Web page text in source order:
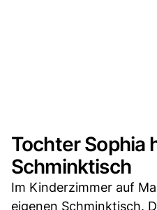
Tochter Sophia
Schminktisch
Im Kinderzimmer auf
eigenen Schminktisch.